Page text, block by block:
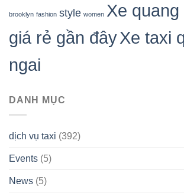
brooklyn fashion style women Xe
giá rẻ gần đâyXe taxi
ngai
DANH MỤC
dịch vụ taxi (392)
Events (5)
News (5)